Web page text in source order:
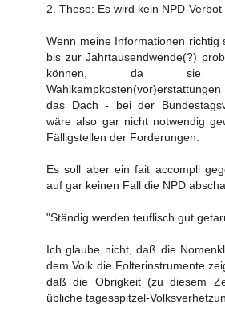
2. These: Es wird kein NPD-Verbot
Wenn meine Informationen richtig
bis zur Jahrtausendwende(?)
können, da sie
das Dach - bei der
wäre also gar nicht notwendig
Fälligstellen der Forderungen.
Es soll aber ein fait accompli
auf gar keinen Fall die NPD
"Ständig werden teuflisch gut
Ich glaube nicht, daß die
dem Volk die Folterinstrumente
daß die Obrigkeit (zu diesem
übliche tagesspitzel-